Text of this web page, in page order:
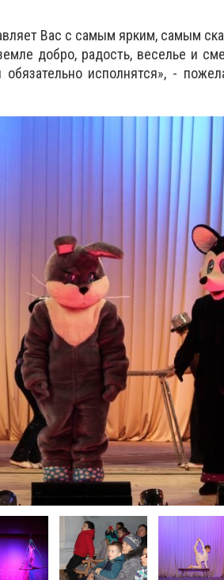
Вас с самым ярким, самым
добро, радость, веселье и
исполнятся», -